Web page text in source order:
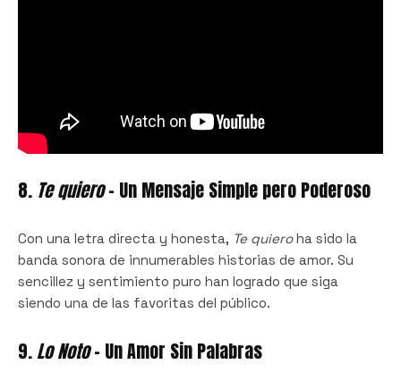
8. Te quiero– Un Mensaje Simple pero Poderoso
Con una letra directa y honesta, Te quieroha sido la
banda sonora de innumerables historias de amor. Su
sencillez y sentimiento puro han logrado que siga
siendo una de las favoritas del público.
9.Lo Noto– Un Amor Sin Palabras